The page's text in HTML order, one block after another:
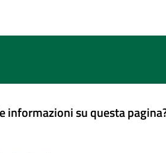
informazioni su questa